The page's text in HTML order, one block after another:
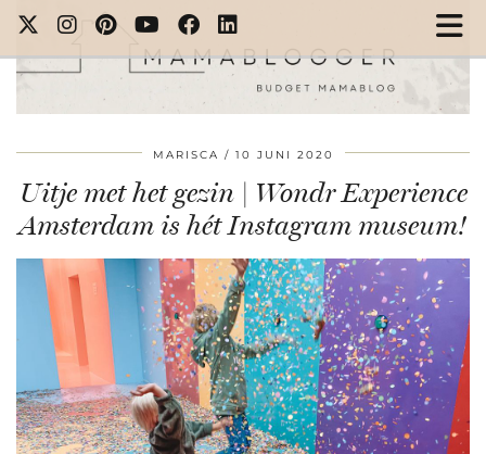
MARISCA 10 JUNI 2020
Uitje met het gezin | Wondr Experience
Amsterdam is hét Instagram museum!